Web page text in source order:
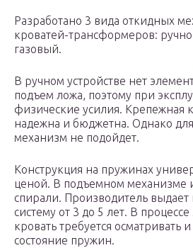
Разработано 3 вида откидных
кроватей-трансформеров:
газовый.
В ручном устройстве нет
подъем ложа, поэтому при
физические усилия. Крепежная
надежна и бюджетна. Однако для
механизм не подойдет.
Конструкция на пружинах
ценой. В подъемном механизме
спирали. Производитель выдает
систему от 3 до 5 лет. В процессе
кровать требуется осматривать
состояние пружин.